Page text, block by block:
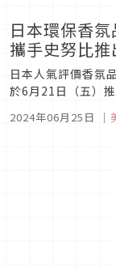
日本環保香
攜手史努比
日本人氣評價香氛
於6月21日（五）
2024年06月25日 ｜